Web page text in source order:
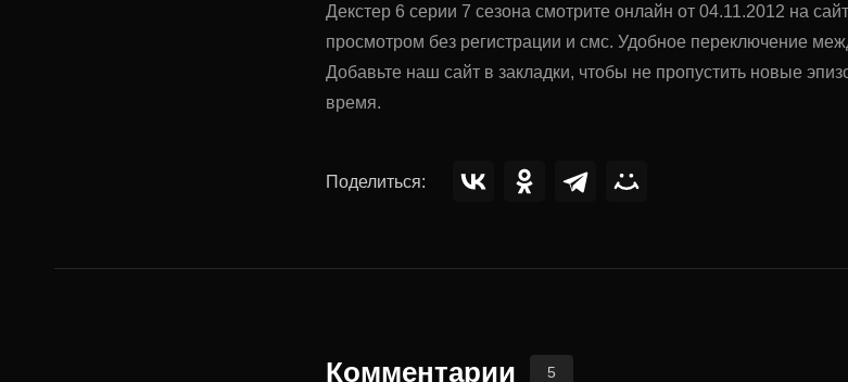
Декстер 6 серии 7 сезона смотрите онлайн от 04.11.2012 на
просмотром без регистрации и смс. Удобное переключение
Добавьте наш сайт в закладки, чтобы не пропустить новые
время.
Поделиться:
Комментарии 5